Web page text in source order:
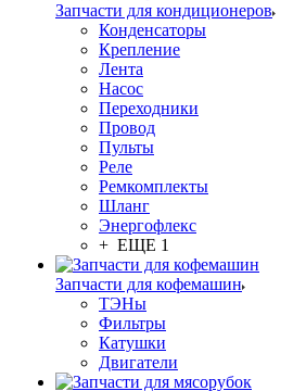
Запчасти для кондиционеров
Конденсаторы
Крепление
Лента
Насос
Переходники
Провод
Пульты
Реле
Ремкомплекты
Шланг
Энергофлекс
+ ЕЩЕ 1
Запчасти для кофемашин
ТЭНы
Фильтры
Катушки
Двигатели